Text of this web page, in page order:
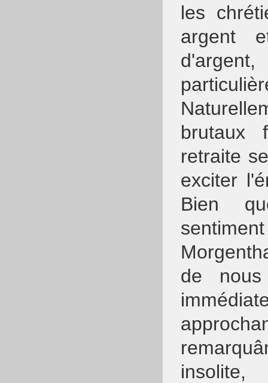
les
argent
d'argent,
brutaux
retraite
exciter
Bien
de